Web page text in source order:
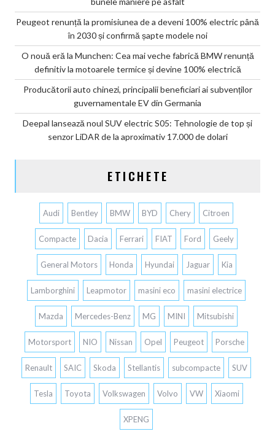
Peugeot renunță la promisiunea de a deveni 100% electric până
în 2030 și confirmă șapte modele noi
O nouă eră la Munchen: Cea mai veche fabrică BMW renunță
definitiv la motoarele termice și devine 100% electrică
Producătorii auto chinezi, principalii beneficiari ai subvenților
guvernamentale EV din Germania
Deepal lansează noul SUV electric S05: Tehnologie de top și
senzor LiDAR de la aproximativ 17.000 de dolari
ETICHETE
Audi Bentley BMW BYD Chery Citroen
Compacte Dacia Ferrari FIAT Ford Geely
General Motors Honda Hyundai Jaguar Kia
Lamborghini Leapmotor masini eco masini electrice
Mazda Mercedes-Benz MG MINI Mitsubishi
Motorsport NIO Nissan Opel Peugeot Porsche
Renault SAIC Skoda Stellantis subcompacte SUV
Tesla Toyota Volkswagen Volvo VW Xiaomi
XPENG